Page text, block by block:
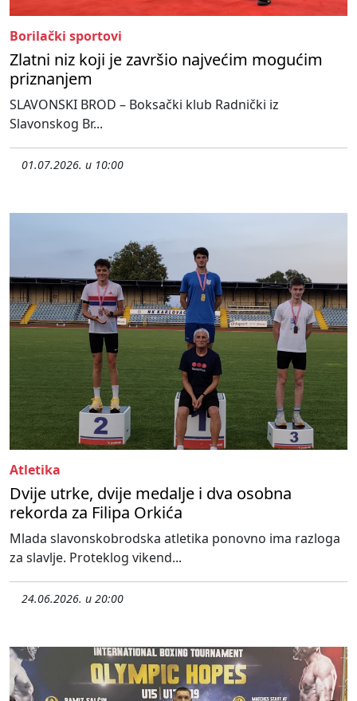
Borilački sportovi
Zlatni niz koji je završio najvećim mogućim
priznanjem
SLAVONSKI BROD – Boksački klub Radnički iz
Slavonskog Br...
01.07.2026. u 10:00
Atletika
Dvije utrke, dvije medalje i dva osobna
rekorda za Filipa Orkića
Mlada slavonskobrodska atletika ponovno ima razloga
za slavlje. Proteklog vikend...
24.06.2026. u 20:00